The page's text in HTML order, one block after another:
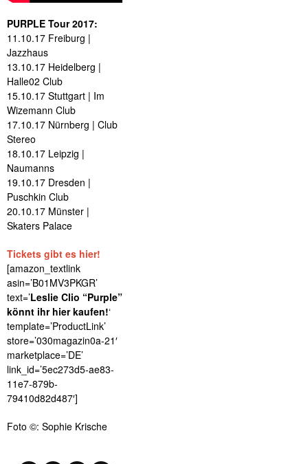
PURPLE Tour 2017:
11.10.17 Freiburg |
Jazzhaus
13.10.17 Heidelberg |
Halle02 Club
15.10.17 Stuttgart | Im
Wizemann Club
17.10.17 Nürnberg | Club
Stereo
18.10.17 Leipzig |
Naumanns
19.10.17 Dresden |
Puschkin Club
20.10.17 Münster |
Skaters Palace
Tickets gibt es hier!
[amazon_textlink
asin=’B01MV3PKGR’
text=’Leslie Clio “Purple”
könnt ihr hier kaufen!‘
template=’ProductLink’
store=’030magazin0a-21′
marketplace=’DE’
link_id=’5ec273d5-ae83-
11e7-879b-
79410d82d487′]
Foto ©: Sophie Krische